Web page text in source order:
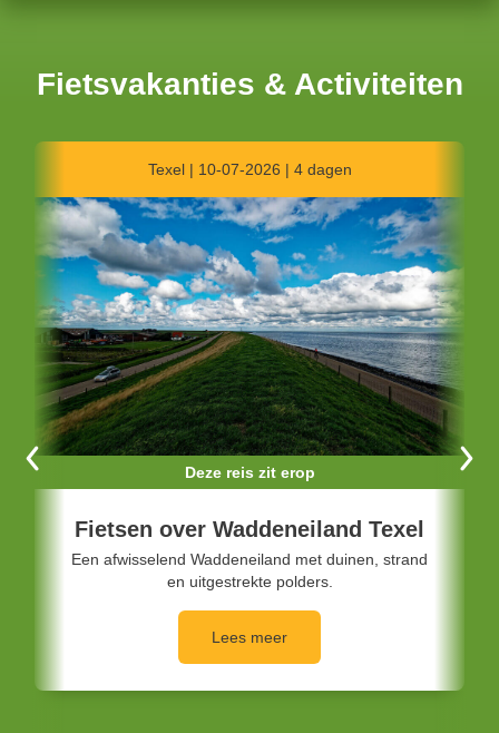
Fietsvakanties & Activiteiten
Grens NL - D | 09-05-2025 | 3 dagen
Deze reis zit erop
Fietsen langs de grens Nederland –
Duitsland
Het grensgebied tussen Nederland en Duitsland is
een verrassend afwisselend decor voor een
ontspannen fietsvakantie.
Lees meer